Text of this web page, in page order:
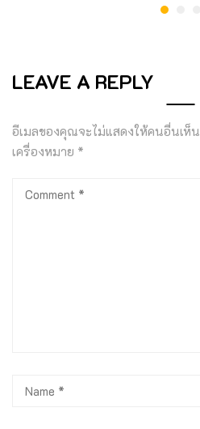
LEAVE A REPLY
อีเมลของคุณจะไม่แสดงให้คนอื่นเห็น
เครื่องหมาย *